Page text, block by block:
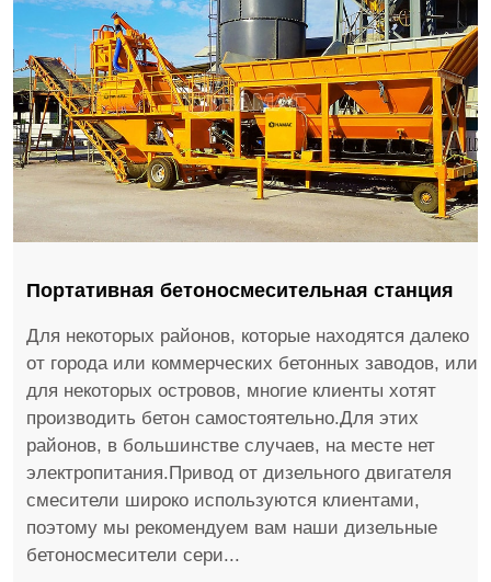
Портативная бетоносмесительная станция
Для некоторых районов, которые находятся далеко
от города или коммерческих бетонных заводов, или
для некоторых островов, многие клиенты хотят
производить бетон самостоятельно.Для этих
районов, в большинстве случаев, на месте нет
электропитания.Привод от дизельного двигателя
смесители широко используются клиентами,
поэтому мы рекомендуем вам наши дизельные
бетоносмесители сери...